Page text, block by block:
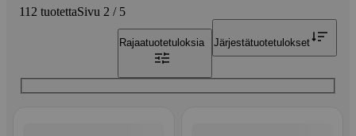
112 tuotettaSivu 2 / 5
Rajaatuotetuloksia Järjestätuotetulokset